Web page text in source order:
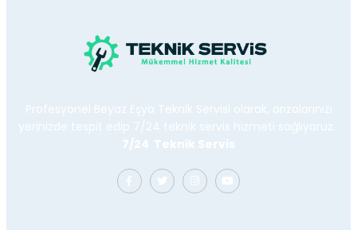
Profesyonel Beyaz Eşya Teknik Servisi olarak, arızalarınızı
yerinizde tespit edip 7/24 teknik servis hizmeti sağlıyoruz.
7/24 Teknik Servis